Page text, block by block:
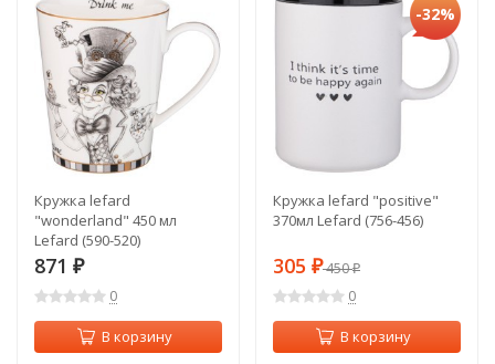
Кружка lefard
"wonderland" 450 мл
Lefard (590-520)
871 ₽
0
В корзину
-32%
Кружка lefard "positive"
370мл Lefard (756-456)
305 ₽450₽
0
В корзину